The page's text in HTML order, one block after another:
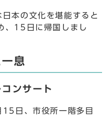
本の文化を堪能すると
、15日に帰国しまし
息
ンサート
日、市役所一階多目